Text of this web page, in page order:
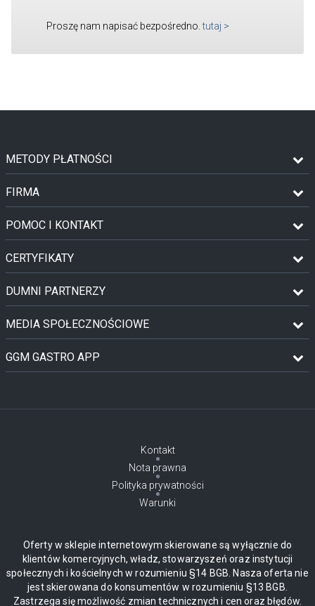
Proszę nam napisać bezpośredno. tutaj >
METODY PŁATNOŚCI
FIRMA
POMOC I KONTAKT
CERTYFIKATY
DUMNI PARTNERZY
MEDIA SPOŁECZNOŚCIOWE
GGM GASTRO APP
Kontakt
Nota prawna
Polityka prywatności
Warunki
Oferty w sklepie internetowym skierowane są wyłącznie do
klientów komercyjnych, władz, stowarzyszeń oraz instytucji
społecznych i kościelnych w rozumieniu §14 BGB. Nasza oferta nie
jest skierowana do konsumentów w rozumieniu §13 BGB.
Zastrzega się możliwość zmian technicznych i cen oraz błędów.